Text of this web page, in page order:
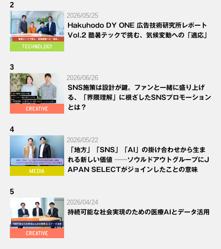
2
2026/05/25
Hakuhodo DY ONE 広告技術研究所レポート
Vol.2 酷暑テックで挑む、気候変動への「適応」
3
2026/06/26
SNS施策は設計が鍵。ファンと一緒に盛り上げ
る、「界隈理解」に根ざしたSNSプロモーション
とは？
4
2026/05/22
「地方」「SNS」「AI」の掛け合わせから生ま
れる新しい価値 ──ソウルドアウトグループにJ
APAN SELECTがジョインしたことの意味
5
2026/04/24
持続可能な社会実現のための医療AIとデータ活用